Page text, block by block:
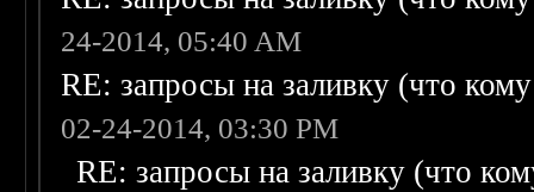
24-2014, 05:40 AM
RE: запросы на заливку (что
02-24-2014, 03:30 PM
RE: запросы на заливку (что